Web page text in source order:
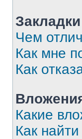
Чем
Как мне
Как
Какие
Как